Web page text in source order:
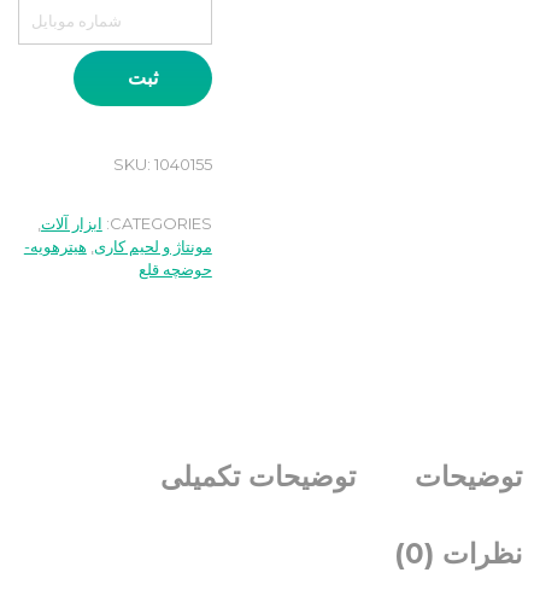
ثبت
SKU: 1040155
CATEGORIES: ابزار آلات
مونتاژ و لحیم کاری هیترهویه-
حوضچه قلع
توضیحات توضیحات تکمیلی
نظرات (0)